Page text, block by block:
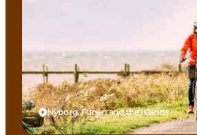
Nyborg, Funen and the Islands